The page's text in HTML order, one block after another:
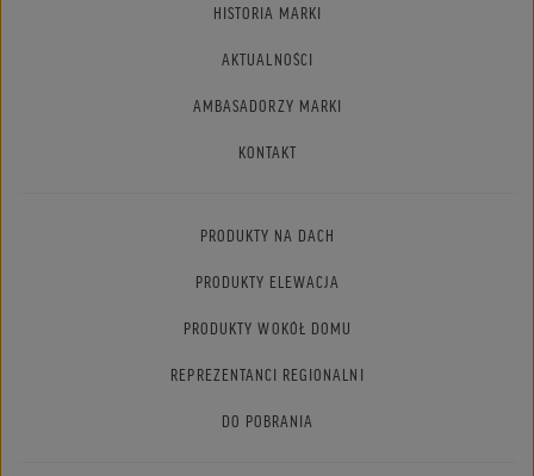
HISTORIA MARKI
AKTUALNOŚCI
AMBASADORZY MARKI
KONTAKT
PRODUKTY NA DACH
PRODUKTY ELEWACJA
PRODUKTY WOKÓŁ DOMU
REPREZENTANCI REGIONALNI
DO POBRANIA